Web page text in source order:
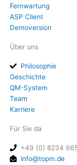
Fernwartung
ASP Client
Demoversion
Über uns
Philosophie
Geschichte
QM-System
Team
Karriere
Für Sie da
+49 (0) 8234
info@topm.de